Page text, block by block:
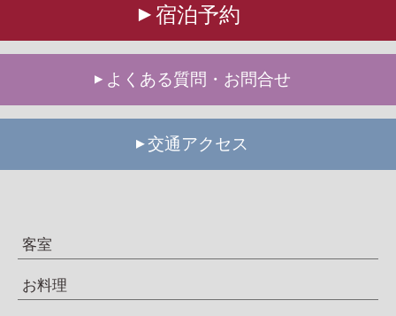
宿泊予約
よくある質問・お問合せ
交通アクセス
客室
お料理